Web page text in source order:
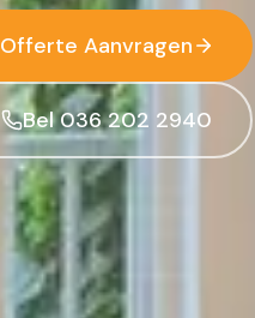
Offerte Aanvragen
Bel 036 202 2940